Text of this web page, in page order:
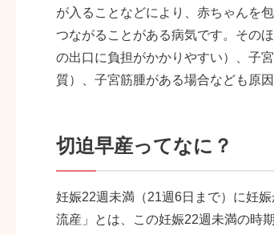
が入ることなどにより、赤ちゃんを
つながることがある病気です。その
の出口に負担がかかりやすい）、子
質）、子宮筋腫がある場合なども原
切迫早産ってなに？
妊娠22週未満（21週6日まで）に妊
流産」とは、この妊娠22週未満の時